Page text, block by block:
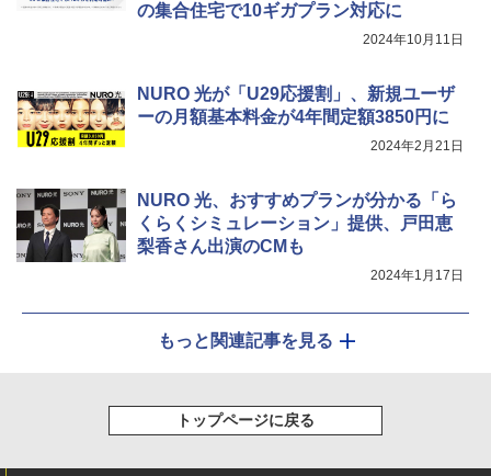
の集合住宅で10ギガプラン対応に
2024年10月11日
NURO 光が「U29応援割」、新規ユーザ
ーの月額基本料金が4年間定額3850円に
2024年2月21日
NURO 光、おすすめプランが分かる「ら
くらくシミュレーション」提供、戸田恵
梨香さん出演のCMも
2024年1月17日
もっと関連記事を見る
トップページに戻る